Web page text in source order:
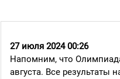
27 июля 2024 00:26
Напомним, что
августа. Все результаты